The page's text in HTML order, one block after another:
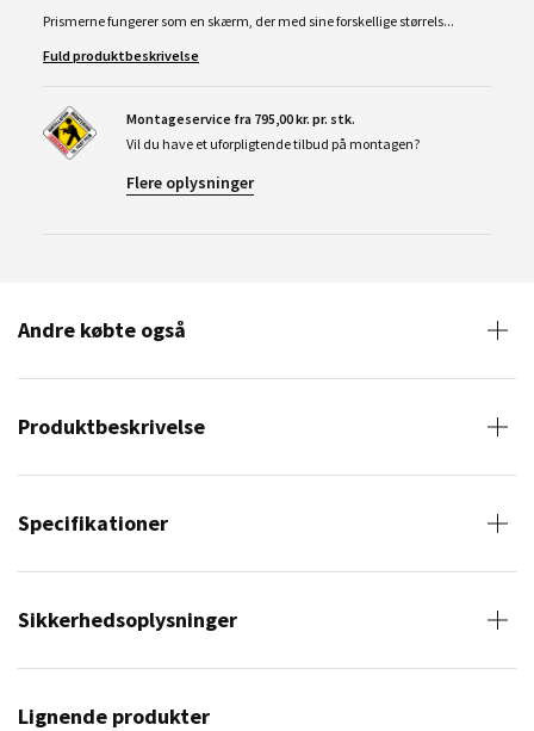
Prismerne fungerer som en skærm, der med sine forskellige størrels...
Fuld produktbeskrivelse
Montageservice fra 795,00 kr. pr. stk.
Vil du have et uforpligtende tilbud på montagen?
Flere oplysninger
Andre købte også
Produktbeskrivelse
Specifikationer
Sikkerhedsoplysninger
Lignende produkter